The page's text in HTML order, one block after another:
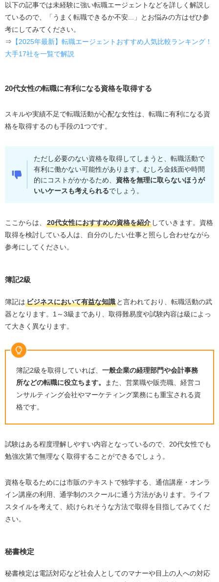
以下の記事では未経験に強い転職エージェントなどを詳しく解説し
ているので、「うまく転職できるか不安...」とお悩みの方はぜひ参
考にしてみてください。
⇒ 【2025年最新】転職エージェントおすすめ人気比較ランキング！
大手17社を一覧で解説
20代女性の転職に有利になる資格を取得する
スキルや実績不足で転職活動が心配な女性は、転職に有利になる資
格を取得するのも手段の1つです。
ただし必要のない資格を取得してしまうと、転職活動で
有利に働かない可能性があります。むしろ金銭面や時間
的にコストがかかるため、 資格を無理に取らないほうが
いいケースも考えられるでしょう。
ここからは、 20代女性におすすめの資格を紹介していきます。資格
取得を検討している人は、自分のしたい仕事と照らし合わせながら
参考にしてください。
簿記2級
簿記はビジネスにおいて有益な知識と言われており、転職活動の武
器となります。1～3級まであり、取得難易度や試験内容は級によっ
て大きく異なります。
簿記2級を取得していれば、 一般企業の経理部門や会計事務
所などの転職に役立ちます。
また、営業職や販売職、経営コ
ンサルティング会社やマーケティング業務にも重宝される資
格です。
試験はある程度理解しやすい内容となっているので、20代女性でも
勉強次第で無理なく取得することができるでしょう。
資格を取るためには市販のテキストで独学する、通信講座・オンラ
イン講座の利用、通学制のスクールに通う方法があります。ライフ
スタイルを考えて、続けられそうな方法で取得を目指してみてくだ
さい。
秘書検定
秘書検定は電話対応など社会人としてのマナーや目上の人への対応